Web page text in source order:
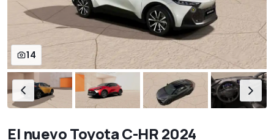
14
El nuevo Toyota C-HR 2024